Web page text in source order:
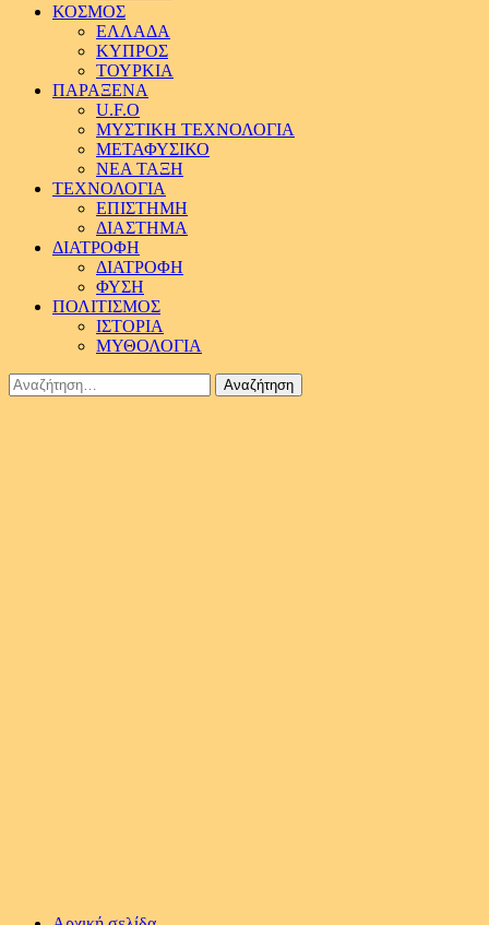
ΚΟΣΜΟΣ
ΕΛΛΑΔΑ
ΚΥΠΡΟΣ
ΤΟΥΡΚΙΑ
ΠΑΡΑΞΕΝΑ
U.F.O
ΜΥΣΤΙΚΗ ΤΕΧΝΟΛΟΓΙΑ
ΜΕΤΑΦΥΣΙΚΟ
ΝΕΑ ΤΑΞΗ
ΤΕΧΝΟΛΟΓΙΑ
ΕΠΙΣΤΗΜΗ
ΔΙΑΣΤΗΜΑ
ΔΙΑΤΡΟΦΗ
ΔΙΑΤΡΟΦΗ
ΦΥΣΗ
ΠΟΛΙΤΙΣΜΟΣ
ΙΣΤΟΡΙΑ
ΜΥΘΟΛΟΓΙΑ
Αναζήτηση
για: